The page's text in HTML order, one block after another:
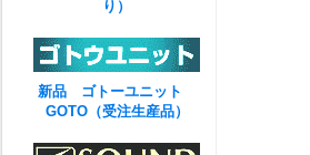
り）
新品 ゴトーユニット
GOTO（受注生産品）